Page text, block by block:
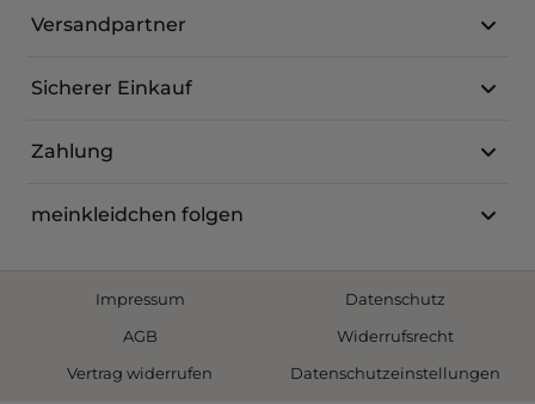
Versandpartner
Sicherer Einkauf
Zahlung
meinkleidchen folgen
Impressum
Datenschutz
AGB
Widerrufsrecht
Vertrag widerrufen
Datenschutzeinstellungen